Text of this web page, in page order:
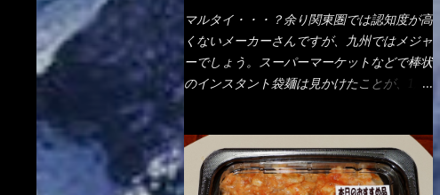
収まったし満足達成度100％ 苦しいと云う事
も無いな！ まだ鶏天1個位は入りそうだ
ね。 と云う事で、今回＜釜揚げうどんの湯
無し＞を試したら、確...
Amazonで1280円と云った感じです。 で私
は幾らで、メガドンキでゲットしたかって？
それは非常に言いづらい・・・色々と各方面
へ忖度して、激安だったとだけ申し上げまし
ほど茹で上げた状態です。 当家には、高齢
者がいるので少し柔らかく・・・ 茹で上が
った饂飩は、お店の饂飩に比べ＜細い＞で
は、メイン（主流は1,000超）＋定食セット
350円程と値段的には、それ程では安い訳で
も無いが、客足が絶えない人気店である。
そんなメニューのなかで、リーズナブルで頂
が・・・今も変わらないと思うけど・・・
これが出てくると、カウンター中からOH～
と声が飛ぶ！ 写真は、キャベツ少なめでお
マルタイ・・・？余り関東圏では認知度が高
くないメーカーさんですが、九州ではメジャ
ーでしょう。スーパーマーケットなどで棒状
のインスタント袋麺は見かけたことが、1度
になった乾麺が普通でしょう。マルタイでは
＜棒状＞なのです。 素麺や日本蕎麦などの
乾麺と一緒ですね！ そんなマルタイ棒状ラ